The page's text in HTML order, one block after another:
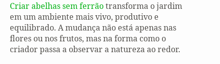
Criar abelhas sem ferrãotransforma o jardim
em um ambiente mais vivo, produtivo e
equilibrado. A mudança não está apenas nas
flores ou nos frutos, mas na forma como o
criador passa a observar a natureza ao redor.